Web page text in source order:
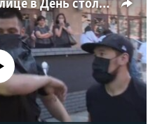
Как задерживали в столице в День столицы?
available